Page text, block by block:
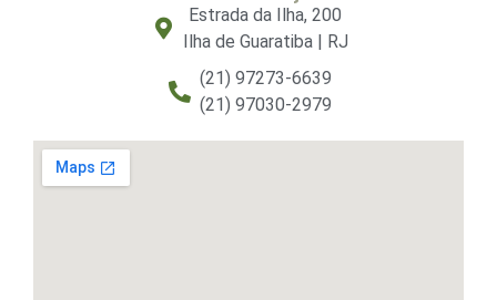
Estrada da Ilha, 200
Ilha de Guaratiba | RJ
(21) 97273-6639
(21) 97030-2979